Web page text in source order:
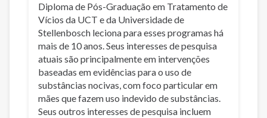
Diploma de Pós-Graduação em Tratamento de
Vícios da UCT e da Universidade de
Stellenbosch leciona para esses programas há
mais de 10 anos. Seus interesses de pesquisa
atuais são principalmente em intervenções
baseadas em evidências para o uso de
substâncias nocivas, com foco particular em
mães que fazem uso indevido de substâncias.
Seus outros interesses de pesquisa incluem